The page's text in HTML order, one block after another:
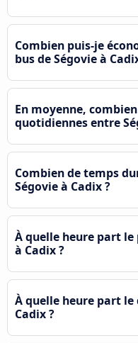
Combien puis-je
bus de Ségovie à
En moyenne,
quotidiennes entre
Combien de temps
Ségovie à Cadix ?
À quelle heure part le
à Cadix ?
À quelle heure part le
Cadix ?